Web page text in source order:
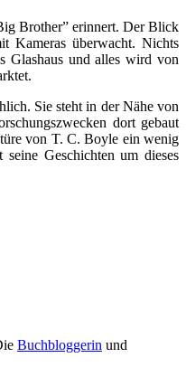
Brother” erinnert. Der Blick
Kameras überwacht. Nichts
Glashaus und alles wird von
Sie steht in der Nähe von
dort gebaut
von T. C. Boyle ein wenig
Geschichten um dieses
Buchbloggerin und